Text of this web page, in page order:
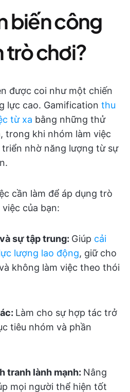
biến công
trò chơi?
được coi như một chiến
lực cao. Gamification thu
từ xa bằng những thử
trong khi nhóm làm việc
nhờ năng lượng từ sự
cần làm để áp dụng trò
của bạn:
sự tập trung: Giúp cải
lượng lao động, giữ cho
không làm việc theo thói
Làm cho sự hợp tác trở
tiêu nhóm và phần
tranh lành mạnh: Nâng
mọi người thể hiện tốt